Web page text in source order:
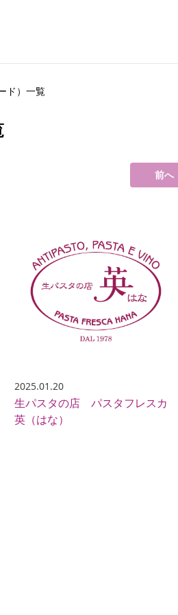
ド）一覧
前へ
2025.01.20
生パスタの店 パスタフレスカ
英（はな）